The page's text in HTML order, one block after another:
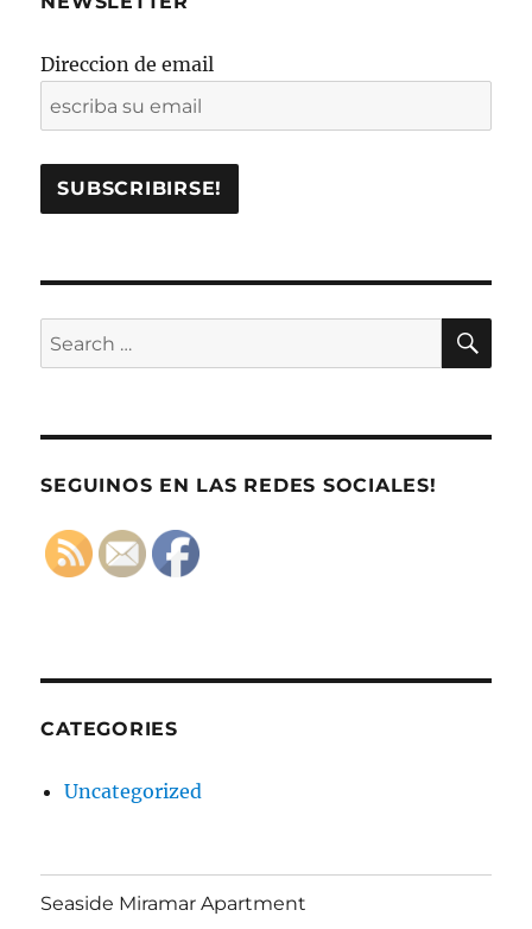
Direccion de email
Search
for:
SEGUINOS EN LAS REDES SOCIALES!
CATEGORIES
Uncategorized
Seaside Miramar Apartment